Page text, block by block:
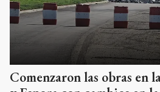
Comenzaron las obras en